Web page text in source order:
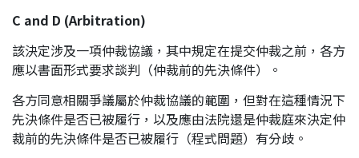
C and D (Arbitration)
該決定涉及一項仲裁協議，其中規定在提交仲裁之前，各方
應以書面形式要求談判（仲裁前的先決條件）。
各方同意相關爭議屬於仲裁協議的範圍，但對在這種情況下
先決條件是否已被履行，以及應由法院還是仲裁庭來決定仲
裁前的先決條件是否已被履行（程式問題）有分歧。